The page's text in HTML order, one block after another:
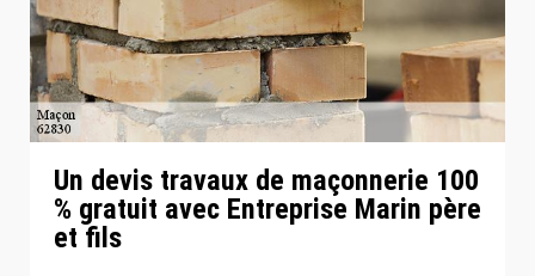
Un devis travaux de maçonnerie 100
% gratuit avec Entreprise Marin père
et fils